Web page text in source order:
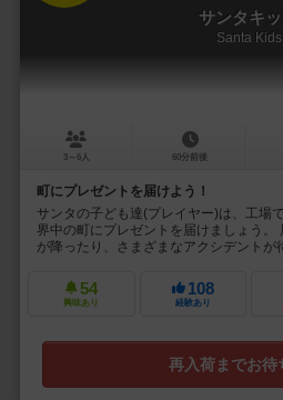
サンタキ
Santa Kids
3～6人 60分前後
町にプレゼントを届けよう！
サンタの子ども達(プレイヤー)は、工場
界中の町にプレゼントを届けましょう。
が降ったり、さまざまなアクシデントが
54
興味あり
108
経験あり
再入荷までお待